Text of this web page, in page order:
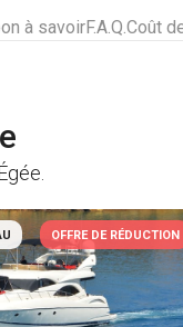
à savoirF.A.Q.Coût
OFFRE DE RÉDUCTION